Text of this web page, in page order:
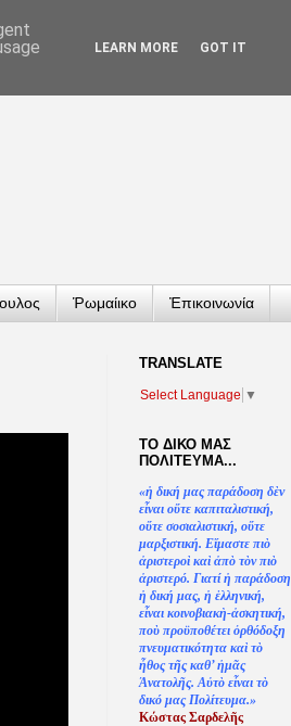
Ῥωμαίικο Ἐπικοινωνία
TRANSLATΕ
Select Language ▼
ΤΟ ΔΙΚΟ ΜΑΣ
ΠΟΛΙΤΕΥΜΑ...
«ἡ δική μας παράδοση δὲν
εἶναι οὔτε καπιταλιστική,
οὔτε σοσιαλιστική, οὔτε
μαρξιστική. Εἴμαστε πιὸ
ἀριστεροὶ καὶ ἀπὸ τὸν πιὸ
ἀριστερό. Γιατίἡ παράδοση
ἡ δική μας, ἡ ἑλληνική,
εἶναι κοινοβιακὴ-ἀσκητική,
ποὺ προϋποθέτει ὀρθόδοξη
πνευματικότητα καὶ τὸ
ἦθος τῆς καθ’ἠμᾶς
Ἀνατολῆς. Αὐτὸ εἶναι τὸ
δικό μας Πολίτευμα.»
Κώστας Σαρδελῆς
LEARN MORE GOT IT